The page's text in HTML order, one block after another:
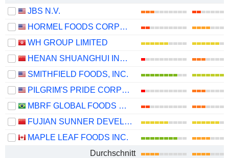
JBS N.V.
HORMEL FOODS CORPORATION
WH GROUP LIMITED
HENAN SHUANGHUI INVESTMENT & DEVELOPMENT CO.,LTD.
SMITHFIELD FOODS, INC.
PILGRIM'S PRIDE CORPORATION
MBRF GLOBAL FOODS COMPANY S.A.
FUJIAN SUNNER DEVELOPMENT CO., LTD.
MAPLE LEAF FOODS INC.
Durchschnitt